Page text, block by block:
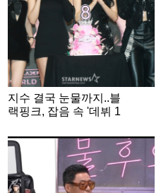
지수 결국 눈물까지..블
랙핑크, 잡음 속 '데뷔 1
슈]